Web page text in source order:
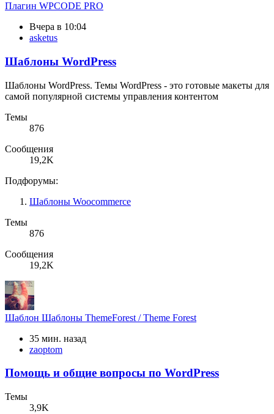
Плагин WPCODE PRO
Вчера в 10:04
asketus
Шаблоны WordPress
Шаблоны WordPress. Темы WordPress - это готовые макеты для
самой популярной системы управления контентом
Темы
876
Сообщения
19,2K
Подфорумы:
Шаблоны Woocommerce
Темы
876
Сообщения
19,2K
Шаблон Шаблоны ThemeForest / Theme Forest
35 мин. назад
zaoptom
Помощь и общие вопросы по WordPress
Темы
3,9K